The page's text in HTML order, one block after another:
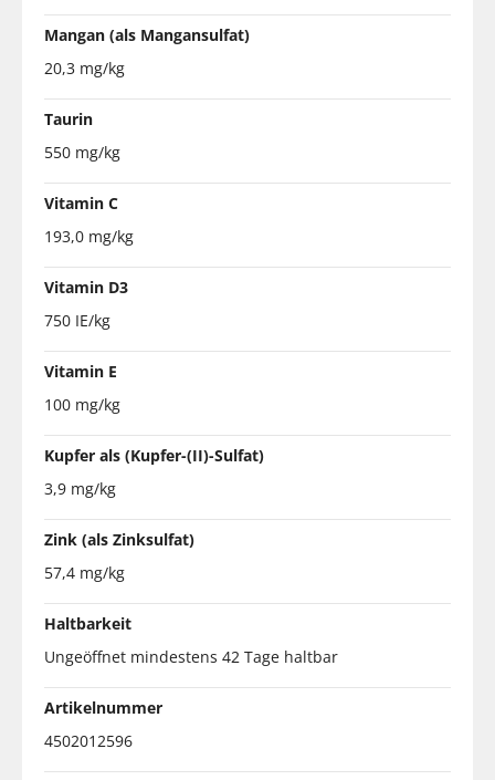
Mangan (als Mangansulfat)
20,3 mg/kg
Taurin
550 mg/kg
Vitamin C
193,0 mg/kg
Vitamin D3
750 IE/kg
Vitamin E
100 mg/kg
Kupfer als (Kupfer-(II)-Sulfat)
3,9 mg/kg
Zink (als Zinksulfat)
57,4 mg/kg
Haltbarkeit
Ungeöffnet mindestens 42 Tage haltbar
Artikelnummer
4502012596